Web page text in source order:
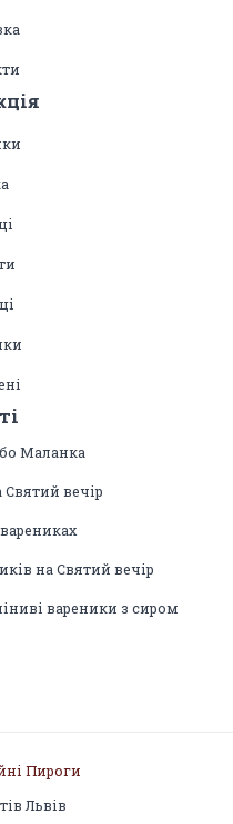
Маланка
Святий вечір
на Святий вечір
вареники з сиром
Пироги
Львів